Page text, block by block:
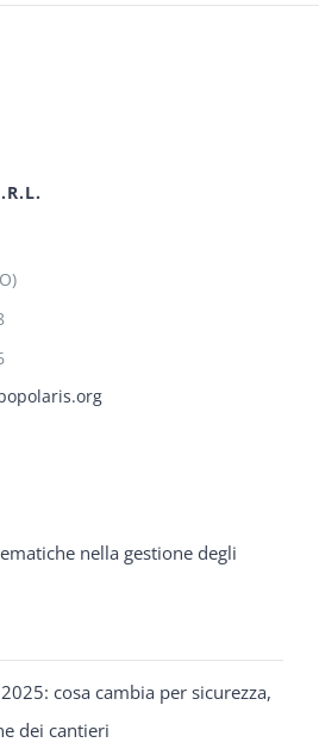
nella gestione degli
cosa cambia per sicurezza,
dei cantieri